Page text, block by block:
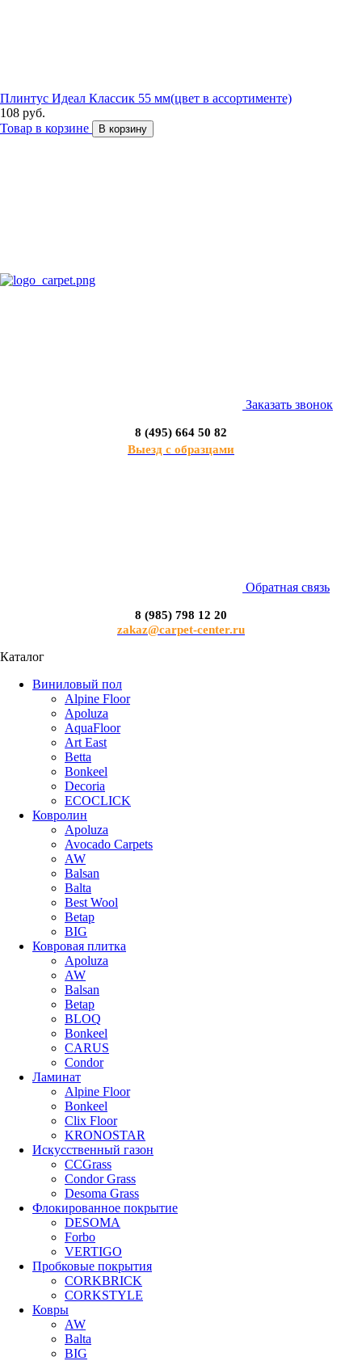
Плинтус Идеал Классик 55 мм(цвет в ассортименте)
108 руб.
Товар в корзине
В корзину
Заказать звонок
8 (495) 664 50 82
Выезд с образцами
Обратная связь
8 (985) 798 12 20
zakaz@carpet-center.ru
Каталог
Виниловый пол
Alpine Floor
Apoluza
AquaFloor
Art East
Betta
Bonkeel
Decoria
ECOCLICK
Ковролин
Apoluza
Avocado Carpets
AW
Balsan
Balta
Best Wool
Betap
BIG
Ковровая плитка
Apoluza
AW
Balsan
Betap
BLOQ
Bonkeel
CARUS
Condor
Ламинат
Alpine Floor
Bonkeel
Clix Floor
KRONOSTAR
Искусственный газон
CCGrass
Condor Grass
Desoma Grass
Флокированное покрытие
DESOMA
Forbo
VERTIGO
Пробковые покрытия
CORKBRICK
CORKSTYLE
Ковры
AW
Balta
BIG